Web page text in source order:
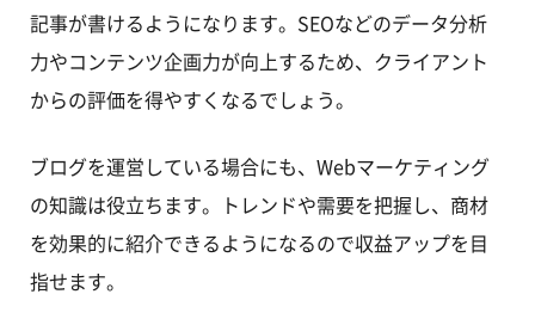
記事が書けるようになります。SEOなどのデータ分析
力やコンテンツ企画力が向上するため、クライアント
からの評価を得やすくなるでしょう。
ブログを運営している場合にも、Webマーケティング
の知識は役立ちます。トレンドや需要を把握し、商材
を効果的に紹介できるようになるので収益アップを目
指せます。